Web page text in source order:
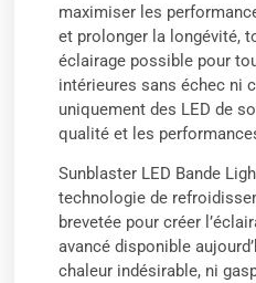
maximiser les
et prolonger la longévité,
éclairage possible pour
intérieures sans échec ni
uniquement des LED de
qualité et les
Sunblaster LED Bande
technologie de
brevetée pour créer
avancé disponible
chaleur indésirable, ni